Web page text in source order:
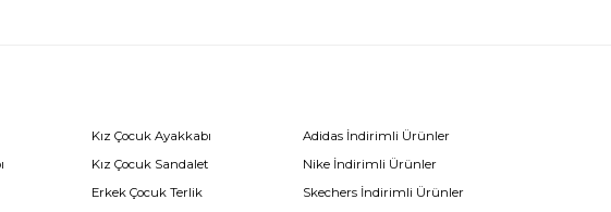
Kız Çocuk Ayakkabı
Kız Çocuk Sandalet
Erkek Çocuk Terlik
Adidas İndirimli Ürünler
Nike İndirimli Ürünler
Skechers İndirimli Ürünler